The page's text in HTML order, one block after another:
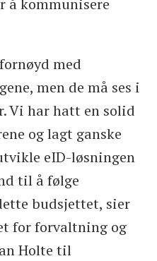
med
men de må ses i
Vi har hatt en solid
og lagt ganske
eID-løsningen
til å følge
budsjettet, sier
for forvaltning og
Holte til